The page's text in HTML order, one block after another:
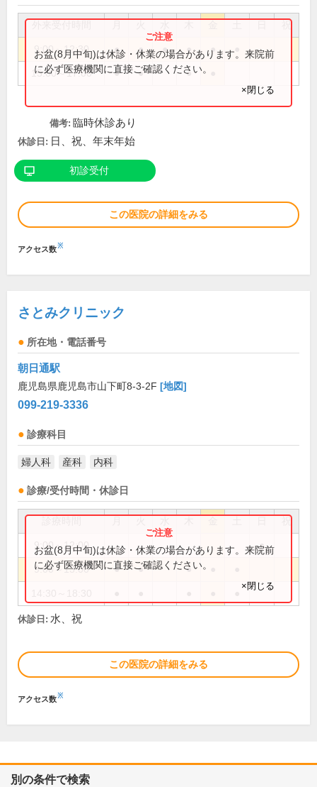
祝
9:00～12:30 ● ● ● ● ●
15:00～17:00 ● ● ●
お盆(8月中旬)は休診・休業の場合があります。来院前
に必ず医療機関に直接ご確認ください。
×閉じる
備考: 臨時休診あり
休診日: 日、祝、年末年始
初診受付
この医院の詳細をみる
アクセス数※
さとみクリニック
所在地・電話番号
朝日通駅
鹿児島県鹿児島市山下町8-3-2F [地図]
099-219-3336
診療科目
婦人科 産科 内科
診療/受付時間・休診日
祝
9:00～12:00 ●
9:00～13:00 ● ● ●
お盆(8月中旬)は休診・休業の場合があります。来院前
に必ず医療機関に直接ご確認ください。
×閉じる
休診日: 水、祝
この医院の詳細をみる
アクセス数※
別の条件で検索